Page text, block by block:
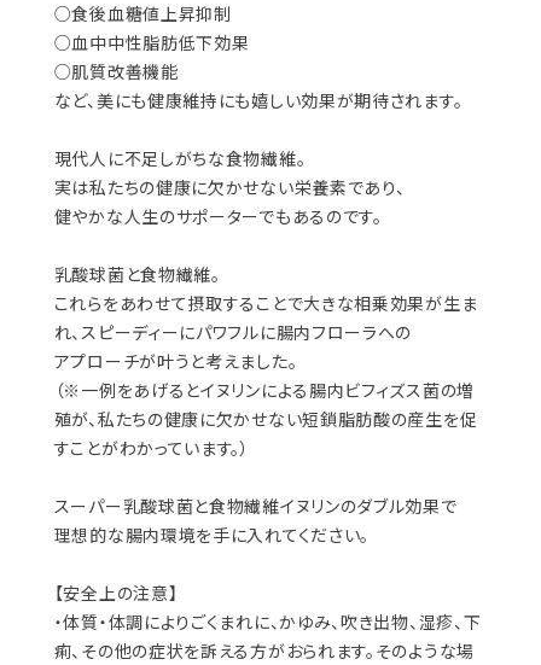
○食後血糖値上昇抑制
○血中中性脂肪低下効果
○肌質改善機能
など、美にも健康維持にも嬉しい効果が期待されます。
現代人に不足しがちな食物繊維。
実は私たちの健康に欠かせない栄養素であり、
健やかな人生のサポーターでもあるのです。
乳酸球菌と食物繊維。
これらをあわせて摂取することで大きな相乗効果が生ま
れ、スピーディーにパワフルに腸内フローラへの
アプローチが叶うと考えました。
（※一例をあげるとイヌリンによる腸内ビフィズス菌の増
殖が、私たちの健康に欠かせない短鎖脂肪酸の産生を促
すことがわかっています。）
スーパー乳酸球菌と食物繊維イヌリンのダブル効果で
理想的な腸内環境を手に入れてください。
【安全上の注意】
・体質・体調によりごくまれに、かゆみ、吹き出物、湿疹、下
痢、その他の症状を訴える方がおられます。そのような場